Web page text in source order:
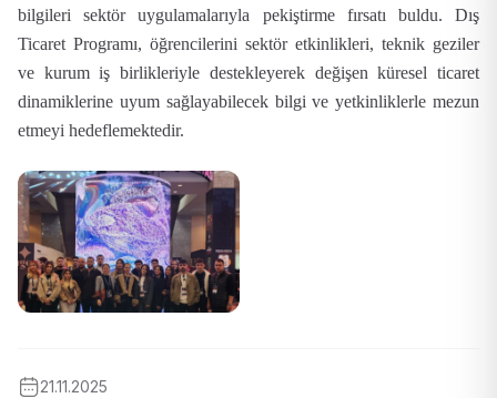
bilgileri sektör uygulamalarıyla pekiştirme fırsatı buldu. Dış
Ticaret Programı, öğrencilerini sektör etkinlikleri, teknik geziler
ve kurum iş birlikleriyle destekleyerek değişen küresel ticaret
dinamiklerine uyum sağlayabilecek bilgi ve yetkinliklerle mezun
etmeyi hedeflemektedir.
21.11.2025